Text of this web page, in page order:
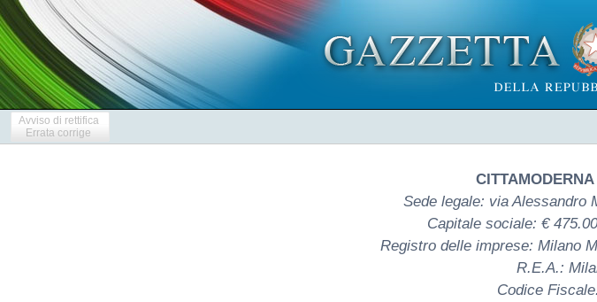
Avviso di rettifica
Errata corrige
Sede legale: via Alessandro
Capitale sociale: €
Registro delle imprese: Milano
R.E.A.:
Codice